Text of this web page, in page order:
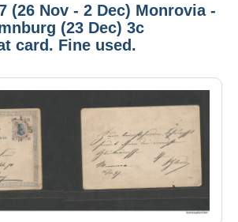
(26 Nov - 2 Dec) Monrovia -
(23 Dec) 3c
card. Fine used.